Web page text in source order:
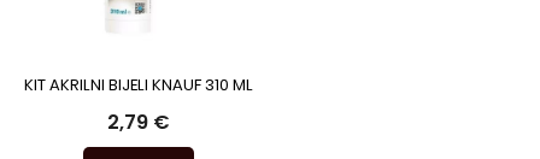
KIT AKRILNI BIJELI KNAUF 310 ML
2,79 €